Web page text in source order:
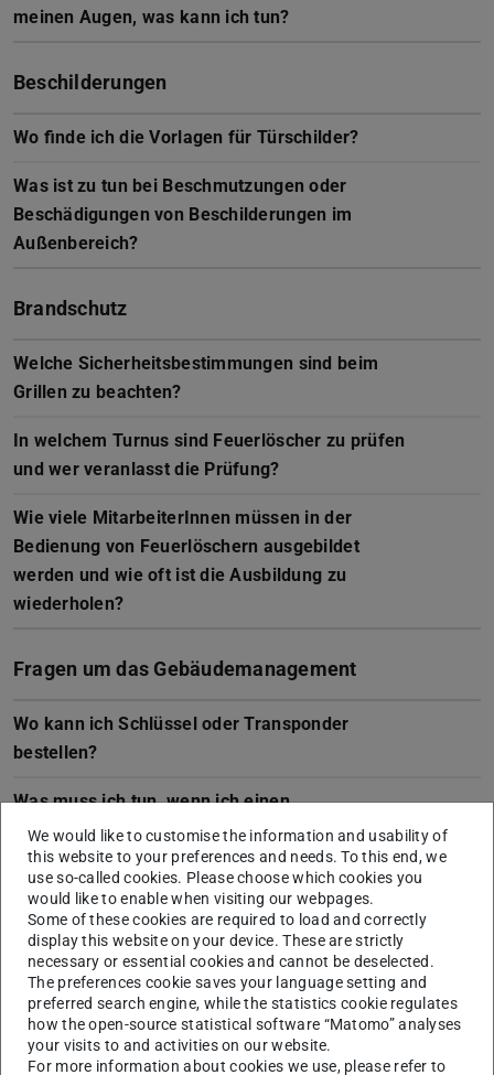
meinen Augen, was kann ich tun?
Beschilderungen
Wo finde ich die Vorlagen für Türschilder?
Was ist zu tun bei Beschmutzungen oder
Beschädigungen von Beschilderungen im
Außenbereich?
Brandschutz
Welche Sicherheitsbestimmungen sind beim
Grillen zu beachten?
In welchem Turnus sind Feuerlöscher zu prüfen
und wer veranlasst die Prüfung?
Wie viele MitarbeiterInnen müssen in der
Bedienung von Feuerlöschern ausgebildet
werden und wie oft ist die Ausbildung zu
wiederholen?
Fragen um das Gebäudemanagement
Wo kann ich Schlüssel oder Transponder
bestellen?
Was muss ich tun, wenn ich einen
Reinigungsmangel feststelle?
Wie erhalte ich meine Mobilitätskarte für
Beschäftigte?
Wen kann ich wann im Notfall erreichen?
Was ist bei einem Notfall zu tun?
Kurzzeitige Vermietungen von Räumen und
We would like to customise the information and usability of
this website to your preferences and needs. To this end, we
use so-called cookies. Please choose which cookies you
would like to enable when visiting our webpages.
Some of these cookies are required to load and correctly
display this website on your device. These are strictly
necessary or essential cookies and cannot be deselected.
The preferences cookie saves your language setting and
preferred search engine, while the statistics cookie regulates
how the open-source statistical software “Matomo” analyses
your visits to and activities on our website.
For more information about cookies we use, please refer to